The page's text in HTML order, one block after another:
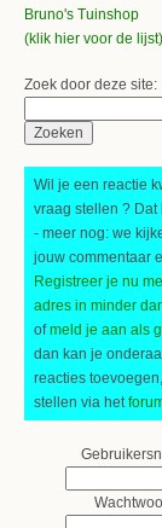
Bruno's Tuinshop
(klik hier voor de lijst)
Zoek door deze site:
Wil je een reactie
vraag stellen ? Dat
- meer nog: we
jouw commentaar
Registreer je nu
adres in minder
ofmeld je aan als
dan kan je
reacties
stellen via het